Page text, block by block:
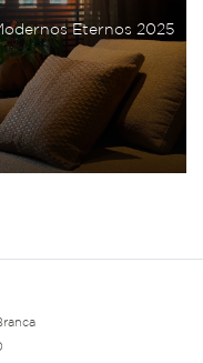
Eternos 2025